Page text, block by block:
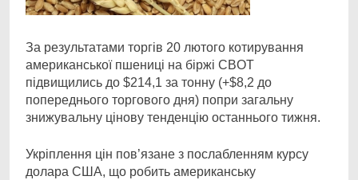
За результатами торгів 20 лютого котирування
американської пшениці на біржі CBOT
підвищились до $214,1 за тонну (+$8,2 до
попереднього торгового дня) попри загальну
знижувальну цінову тенденцію останнього тижня.
Укріплення цін пов’язане з послабленням курсу
долара США, що робить американську